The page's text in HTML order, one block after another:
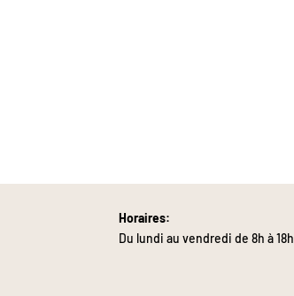
Horaires:
Du lundi au vendredi de 8h à 18h